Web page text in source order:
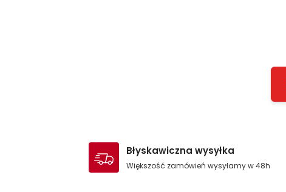
Błyskawiczna wysyłka
Większość zamówień wysyłamy w 48h